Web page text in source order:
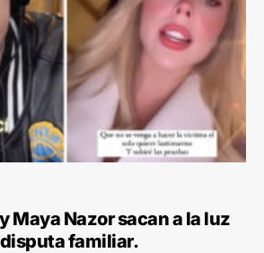
Maya Nazor sacan a la luz
familiar.